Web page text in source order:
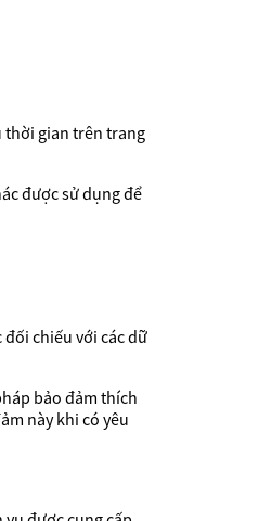
thời gian trên trang
được sử dụng để
chiếu với các dữ
bảo đảm thích
này khi có yêu